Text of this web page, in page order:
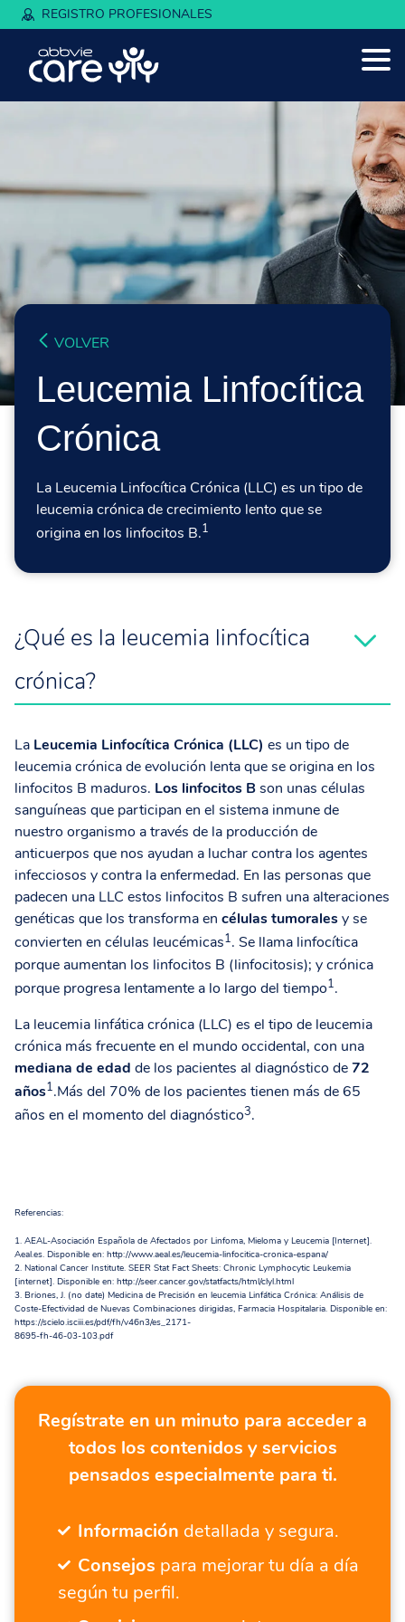
REGISTRO PROFESIONALES
VOLVER
Leucemia Linfocítica
Crónica
La Leucemia Linfocítica Crónica (LLC) es un tipo de
leucemia crónica de crecimiento lento que se
origina en los linfocitos B.1
¿Qué es la leucemia linfocítica
crónica?
La Leucemia Linfocítica Crónica (LLC) es un tipo de
leucemia crónica de evolución lenta que se origina en los
linfocitos B maduros. Los linfocitos Bson unas células
sanguíneas que participan en el sistema inmune de
nuestro organismo a través de la producción de
anticuerpos que nos ayudan a luchar contra los agentes
infecciosos y contra la enfermedad. En las personas que
padecen una LLC estos linfocitos B sufren una alteraciones
genéticas que los transforma en células tumoralesy se
convierten en células leucémicas1. Se llama linfocítica
porque aumentan los linfocitos B (linfocitosis); y crónica
porque progresa lentamente a lo largo del tiempo1.
La leucemia linfática crónica (LLC) es el tipo de leucemia
crónica más frecuente en el mundo occidental, con una
mediana de edad de los pacientes al diagnóstico de72
años1.Más del 70% de los pacientes tienen más de 65
años en el momento del diagnóstico3.
Referencias:
1. AEAL-Asociación Española de Afectados por Linfoma, Mieloma y Leucemia [Internet].
Aeal.es. Disponible en: http://www.aeal.es/leucemia-linfocitica-cronica-espana/
2. National Cancer Institute. SEER Stat Fact Sheets: Chronic Lymphocytic Leukemia
[internet]. Disponible en: http://seer.cancer.gov/statfacts/html/clyl.html
3. Briones, J. (no date) Medicina de Precisión en leucemia Linfática Crónica: Análisis de
Coste-Efectividad de Nuevas Combinaciones dirigidas, Farmacia Hospitalaria. Disponible en:
https://scielo.isciii.es/pdf/fh/v46n3/es_2171-
8695-fh-46-03-103.pdf
Regístrate en un minuto para acceder a
todos los contenidos y servicios
pensados especialmente para ti.
Información detallada y segura.
Consejos para mejorar tu día a día
según tu perfil.